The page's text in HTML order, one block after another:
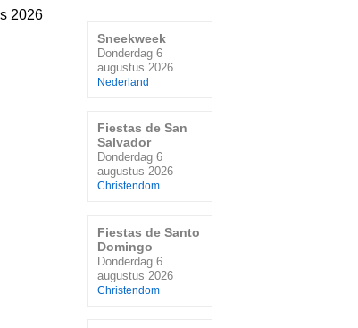
2026
Sneekweek
Donderdag 6
augustus 2026
Nederland
Fiestas de San
Salvador
Donderdag 6
augustus 2026
Christendom
Fiestas de Santo
Domingo
Donderdag 6
augustus 2026
Christendom